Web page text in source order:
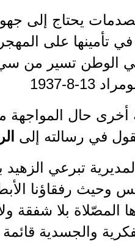
يحتاج إلى
في تأمينها على
في الوطن تسير من
8-1937
حال المواجهة
في رسالته إلى
تبرعي
وحيث رفقاؤنا
المصّلاة بلا شفقة
والجسدية